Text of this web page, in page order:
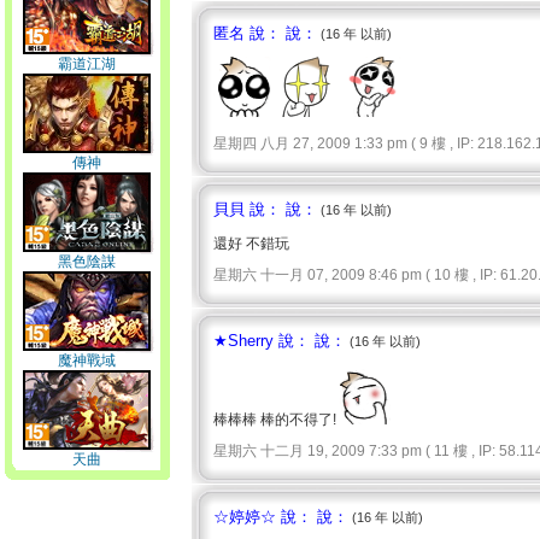
霸道江湖
傳神
黑色陰謀
魔神戰域
天曲
匿名 說： 說： (16 年 以前)
星期四 八月 27, 2009 1:33 pm ( 9 樓 , IP:
貝貝 說： 說： (16 年 以前)
還好 不錯玩
星期六 十一月 07, 2009 8:46 pm ( 10 樓 , IP:
★Sherry 說： 說： (16 年 以前)
棒棒棒 棒的不得了!
星期六 十二月 19, 2009 7:33 pm ( 11 樓 , IP:
☆婷婷☆ 說： 說： (16 年 以前)